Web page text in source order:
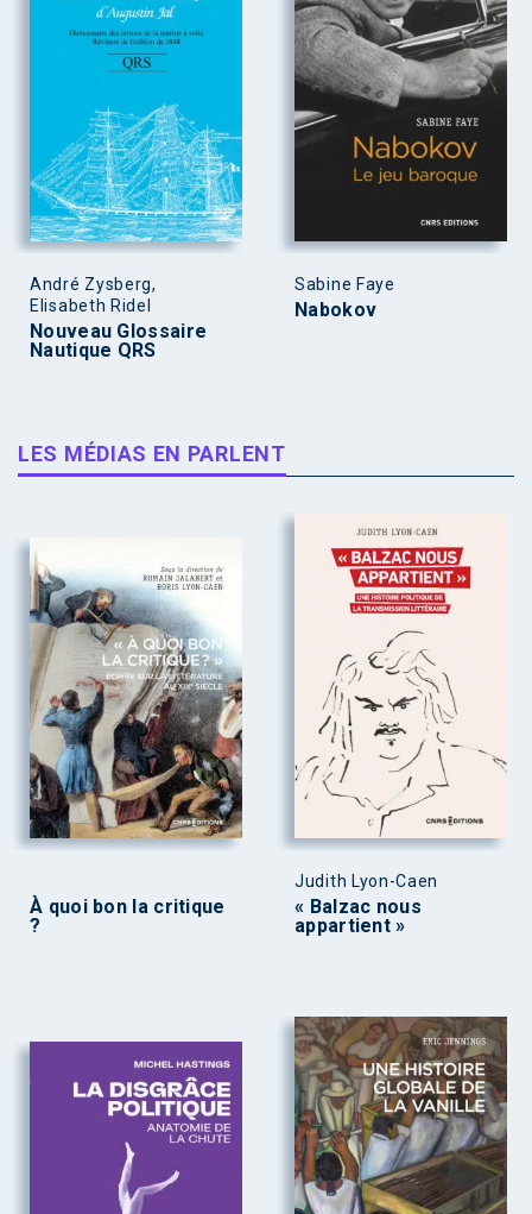
André Zysberg,
Elisabeth Ridel
Nouveau Glossaire
Nautique QRS
Sabine Faye
Nabokov
LES MÉDIAS EN PARLENT
À quoi bon la critique
?
Judith Lyon-Caen
« Balzac nous
appartient »